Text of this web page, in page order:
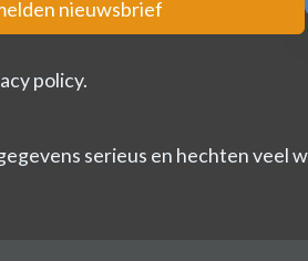
nieuwsbrief
policy.
serieus en hechten veel